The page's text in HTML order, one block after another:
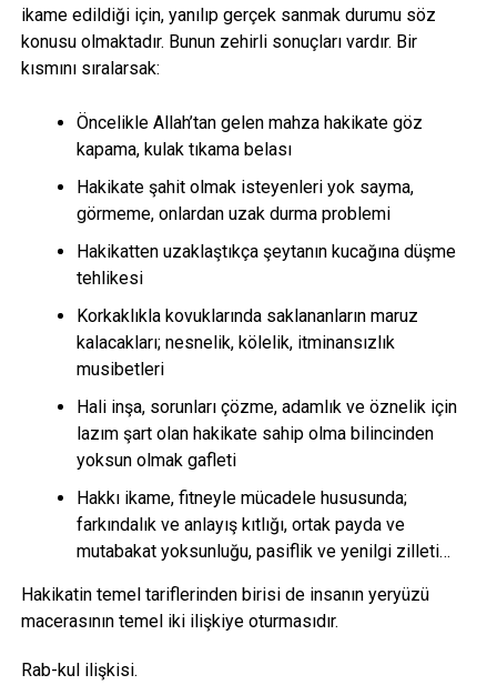
ikame edildiği için, yanılıp gerçek sanmak durumu söz
konusu olmaktadır. Bunun zehirli sonuçları vardır. Bir
kısmını sıralarsak:
Öncelikle Allah’tan gelen mahza hakikate göz
kapama, kulak tıkama belası
Hakikate şahit olmak isteyenleri yok sayma,
görmeme, onlardan uzak durma problemi
Hakikatten uzaklaştıkça şeytanın kucağına düşme
tehlikesi
Korkaklıkla kovuklarında saklananların maruz
kalacakları; nesnelik, kölelik, itminansızlık
musibetleri
Hali inşa, sorunları çözme, adamlık ve öznelik için
lazım şart olan hakikate sahip olma bilincinden
yoksun olmak gafleti
Hakkı ikame, fitneyle mücadele hususunda;
farkındalık ve anlayış kıtlığı, ortak payda ve
mutabakat yoksunluğu, pasiflik ve yenilgi zilleti…
Hakikatin temel tariflerinden birisi de insanın yeryüzü
macerasının temel iki ilişkiye oturmasıdır.
Rab-kul ilişkisi.